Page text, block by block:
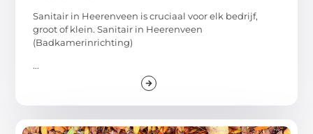
Sanitair in Heerenveen is cruciaal voor elk bedrijf,
groot of klein. Sanitair in Heerenveen
(Badkamerinrichting)
...